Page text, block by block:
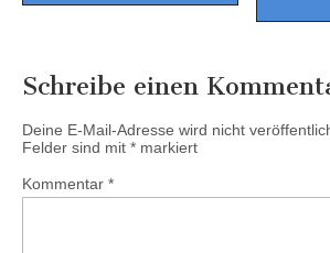
Schreibe einen
Deine E-Mail-Adresse wird nicht
Felder sind mit * markiert
Kommentar *